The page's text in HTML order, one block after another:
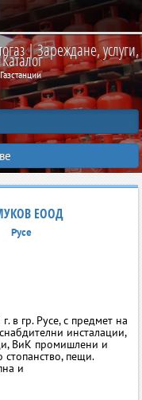
| Зареждане, услуги,
Газстанции
ЕООД
Русе
гр. Русе, с предмет на
инсталации,
ВиК промишлени и
стопанство, пещи.
и